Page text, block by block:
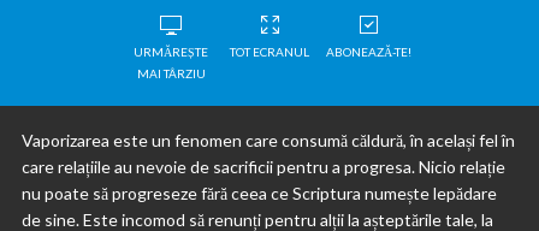
URMĂREȘTE
MAI TÂRZIU
TOT ECRANUL ABONEAZĂ-TE!
Vaporizarea este un fenomen care consumă căldură, în același fel în
care relațiile au nevoie de sacrificii pentru a progresa. Nicio relație
nu poate să progreseze fără ceea ce Scriptura numește lepădare
de sine. Este incomod să renunți pentru alții la așteptările tale, la